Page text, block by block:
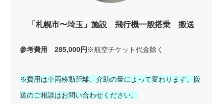
「札幌市〜埼玉」施設 飛行機一般搭乗 搬送
参考費用 285,000円 ※航空チケット代金除く
※費用は車両移動距離、介助の量によって変わります。搬
送のご相談はお問い合わせください。